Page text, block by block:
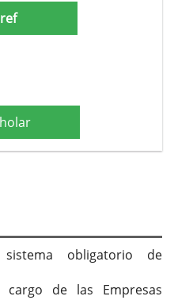
obligatorio de
de las Empresas